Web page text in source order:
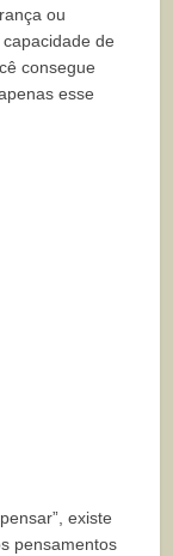
ou
de
consegue
esse
existe
pensamentos